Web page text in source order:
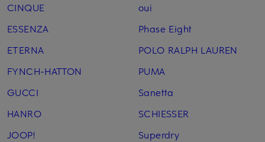
CINQUE
ESSENZA
ETERNA
FYNCH-HATTON
GUCCI
HANRO
JOOP!
oui
Phase Eight
POLO RALPH LAUREN
PUMA
Sanetta
SCHIESSER
Superdry